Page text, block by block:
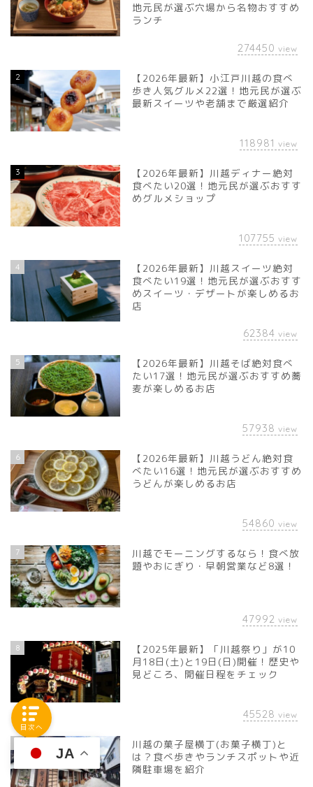
地元民が選ぶ穴場から名物おすすめ
ランチ
274450 view
2
【2026年最新】小江戸川越の食べ
歩き人気グルメ22選！地元民が選ぶ
最新スイーツや老舗まで厳選紹介
118981 view
3
【2026年最新】川越ディナー絶対
食べたい20選！地元民が選ぶおすす
めグルメショップ
107755 view
4
【2026年最新】川越スイーツ絶対
食べたい19選！地元民が選ぶおすす
めスイーツ・デザートが楽しめるお
店
62384 view
5
【2026年最新】川越そば絶対食べ
たい17選！地元民が選ぶおすすめ蕎
麦が楽しめるお店
57938 view
6
【2026年最新】川越うどん絶対食
べたい16選！地元民が選ぶおすすめ
うどんが楽しめるお店
54860 view
7
川越でモーニングするなら！食べ放
題やおにぎり・早朝営業など8選！
47992 view
8
【2025年最新】「川越祭り」が10
月18日(土)と19日(日)開催！歴史や
見どころ、開催日程をチェック
45528 view
川越の菓子屋横丁(お菓子横丁)と
は？食べ歩きやランチスポットや近
隣駐車場を紹介
JA
目次へ